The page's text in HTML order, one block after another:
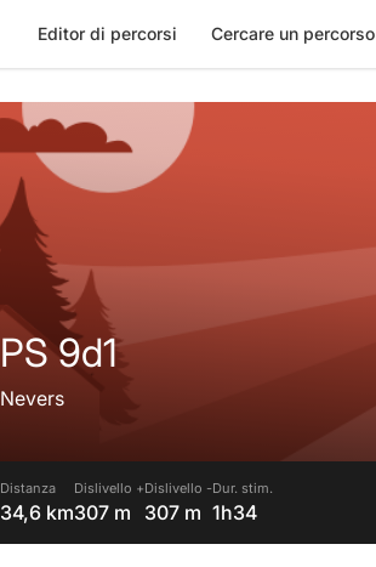
Editor di percorsi Cercare un percorso
PS 9d1
Nevers
Distanza
34,6 km
Dislivello +
307 m
Dislivello -
307 m
Dur. stim.
1h34